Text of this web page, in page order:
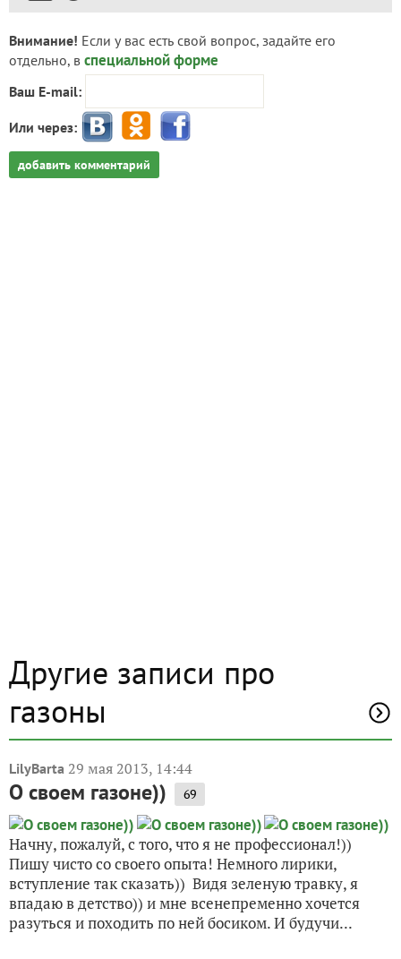
Внимание! Если у вас есть свой вопрос, задайте его
отдельно, в специальной форме
Ваш E-mail:
Или через:
добавить комментарий
Другие записи про
газоны
LilyBarta 29 мая 2013, 14:44
О своем газоне)) 69
Начну, пожалуй, с того, что я не профессионал!))
Пишу чисто со своего опыта! Немного лирики,
вступление так сказать)) Видя зеленую травку, я
впадаю в детство)) и мне всенепременно хочется
разуться и походить по ней босиком. И будучи...